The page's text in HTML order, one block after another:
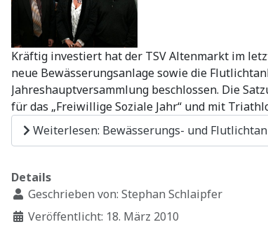
Kräftig investiert hat der TSV Altenmarkt im
neue Bewässerungsanlage sowie die
Jahreshauptversammlung beschlossen. Die
für das „Freiwillige Soziale Jahr“ und mit
Weiterlesen: Bewässerungs- und
Details
Geschrieben von: Stephan Schlaipfer
Veröffentlicht: 18. März 2010